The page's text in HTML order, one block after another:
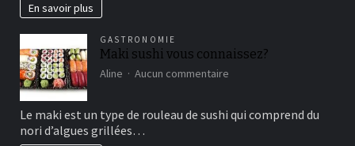
En savoir plus
GASTRONOMIE
Maki sushi vous connaissez?
Aline Aucun commentaire
vous
Le maki est un type de rouleau de sushi qui comprend du
nori d’algues grillées…